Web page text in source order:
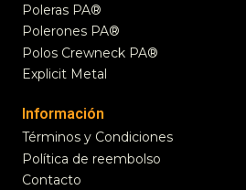
Poleras PA®
Polerones PA®
Polos Crewneck PA®
Explicit Metal
Información
Términos y Condiciones
Política de reembolso
Contacto